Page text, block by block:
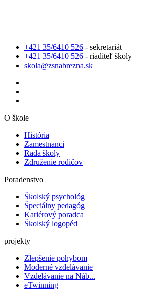
+421 35/6410 526 - sekretariát
+421 35/6410 526 - riaditeľ školy
skola@zsnabrezna.sk
O škole
História
Zamestnanci
Rada školy
Združenie rodičov
Poradenstvo
Školský psychológ
Špeciálny pedagóg
Kariérový poradca
Školský logopéd
projekty
Zlepšenie pohybom
Moderné vzdelávanie
Vzdelávanie na Náb...
eTwinning